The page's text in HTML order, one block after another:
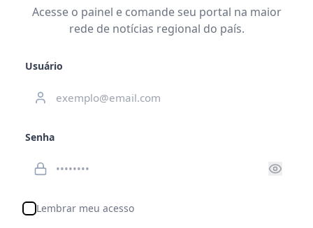
Acesse o painel e comande seu portal na maior
rede de notícias regional do país.
Usuário
Senha
Lembrar meu acesso